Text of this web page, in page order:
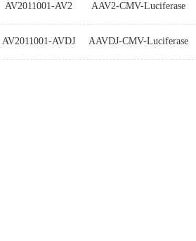
AV2011001-AV2 AAV2-CMV-Luciferase
AV2011001-AVDJ AAVDJ-CMV-Luciferase